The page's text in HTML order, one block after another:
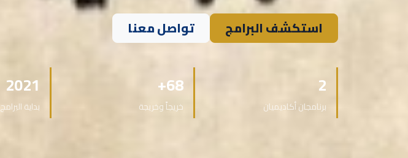
استكشف البرامج تواصل معنا
2
برنامجان أكاديميان
68+
خريجاً وخريجة
2021
بداية البرامج